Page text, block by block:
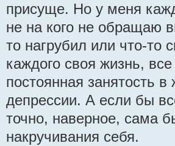
присуще. Но у меня
не на кого не обращаю
то нагрубил или что-то
каждого своя жизнь,
постоянная занятость
депрессии. А если бы
точно, наверное, сама
накручивания себя.